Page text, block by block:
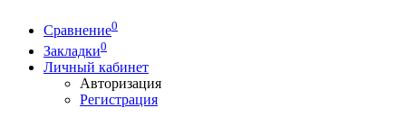
Сравнение0
Закладки0
Личный кабинет
Авторизация
Регистрация